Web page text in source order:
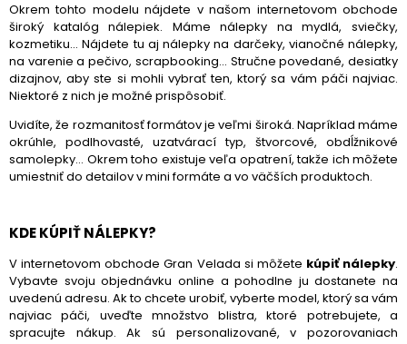
Okrem tohto modelu nájdete v našom internetovom obchode
široký katalóg nálepiek. Máme nálepky na mydlá, sviečky,
kozmetiku... Nájdete tu aj nálepky na darčeky, vianočné nálepky,
na varenie a pečivo, scrapbooking... Stručne povedané, desiatky
dizajnov, aby ste si mohli vybrať ten, ktorý sa vám páči najviac.
Niektoré z nich je možné prispôsobiť.
Uvidíte, že rozmanitosť formátov je veľmi široká. Napríklad máme
okrúhle, podlhovasté, uzatvárací typ, štvorcové, obdĺžnikové
samolepky... Okrem toho existuje veľa opatrení, takže ich môžete
umiestniť do detailov v mini formáte a vo väčších produktoch.
KDE KÚPIŤ NÁLEPKY?
V internetovom obchode Gran Velada si môžete kúpiť nálepky.
Vybavte svoju objednávku online a pohodlne ju dostanete na
uvedenú adresu. Ak to chcete urobiť, vyberte model, ktorý sa vám
najviac páči, uveďte množstvo blistra, ktoré potrebujete, a
spracujte nákup. Ak sú personalizované, v pozorovaniach